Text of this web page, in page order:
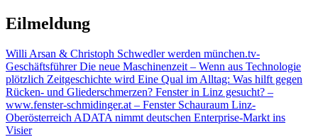
Zu
Inhalten
Eilmeldung
Willi Arsan & Christoph Schwedler werden münchen.tv-
Geschäftsführer Die neue Maschinenzeit – Wenn aus Technologie
plötzlich Zeitgeschichte wird Eine Qual im Alltag: Was hilft gegen
Rücken- und Gliederschmerzen? Fenster in Linz gesucht? –
www.fenster-schmidinger.at – Fenster Schauraum Linz-
Oberösterreich ADATA nimmt deutschen Enterprise-Markt ins
Visier